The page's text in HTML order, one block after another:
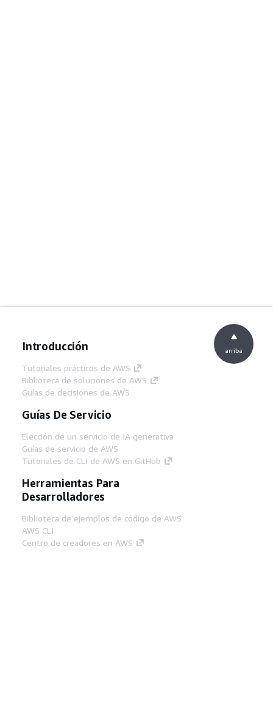
Introducción
Tutoriales prácticos de AWS
Biblioteca de soluciones de AWS
Guías de decisiones de AWS
Guías De Servicio
Elección de un servicio de IA generativa
Guías de servicio de AWS
Tutoriales de CLI de AWS en GitHub
Herramientas Para
Desarrolladores
Biblioteca de ejemplos de código de AWS
AWS CLI
Centro de creadores en AWS
arriba